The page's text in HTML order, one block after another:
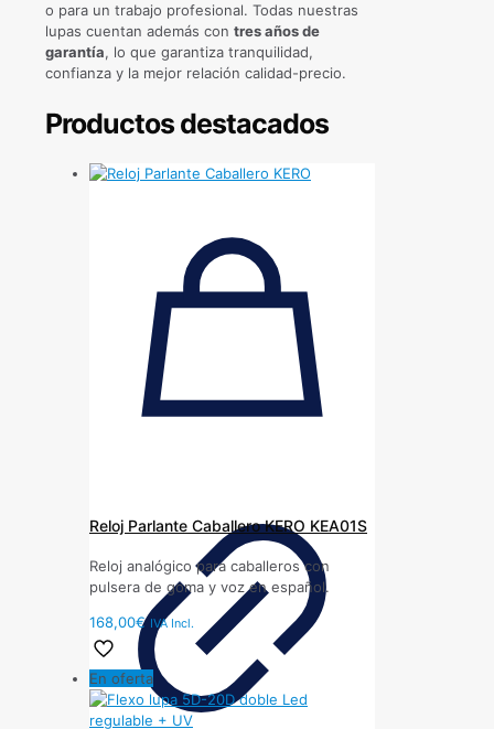
o para un trabajo profesional. Todas nuestras
lupas cuentan además con tres años de
garantía, lo que garantiza tranquilidad,
confianza y la mejor relación calidad-precio.
Productos destacados
Reloj Parlante Caballero KERO KEA01S
Reloj analógico para caballeros con
pulsera de goma y voz en español.
168,00€ IVA Incl.
En oferta